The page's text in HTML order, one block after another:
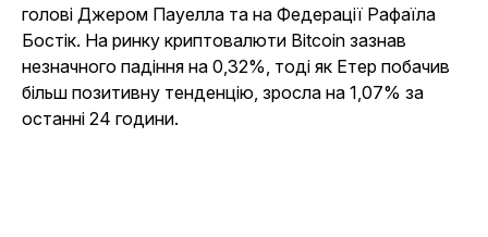
голові Джером Пауелла та на Федерації Рафаїла
Бостік. На ринку криптовалюти Bitcoin зазнав
незначного падіння на 0,32%, тоді як Етер побачив
більш позитивну тенденцію, зросла на 1,07% за
останні 24 години.